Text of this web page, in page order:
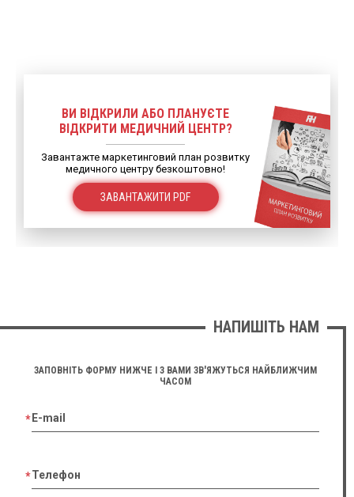
ВИ ВІДКРИЛИ АБО ПЛАНУЄТЕ
ВІДКРИТИ МЕДИЧНИЙ ЦЕНТР?
Завантажте маркетинговий план розвитку
медичного центру безкоштовно!
ЗАВАНТАЖИТИ PDF
НАПИШІТЬ НАМ
ЗАПОВНІТЬ ФОРМУ НИЖЧЕ І З ВАМИ ЗВ'ЯЖУТЬСЯ НАЙБЛИЖЧИМ
ЧАСОМ
E-mail
Телефон